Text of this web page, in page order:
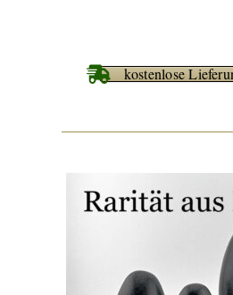
kostenlose